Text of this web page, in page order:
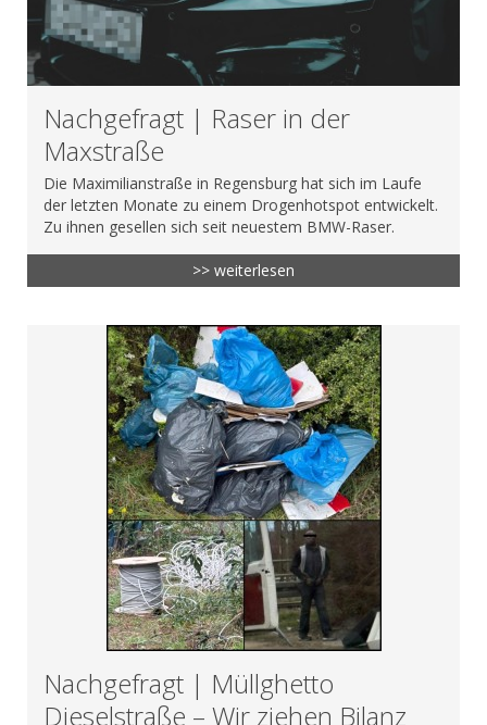
Nachgefragt | Raser in der
Maxstraße
Die Maximilianstraße in Regensburg hat sich im Laufe
der letzten Monate zu einem Drogenhotspot entwickelt.
Zu ihnen gesellen sich seit neuestem BMW-Raser.
>> weiterlesen
Nachgefragt | Müllghetto
Dieselstraße – Wir ziehen Bilanz